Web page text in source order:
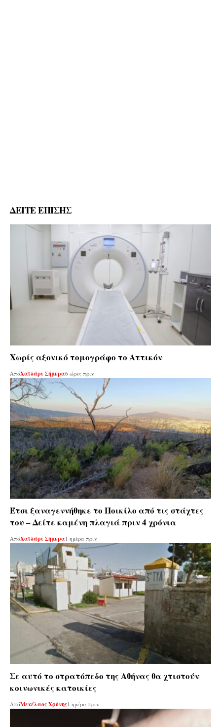
ΔΕΙΤΕ ΕΠΙΣΗΣ
Χωρίς αξονικό τομογράφο το Αττικόν
ΑπόΧαϊδάρι Σήμερα6 ώρες πριν
Έτσι ξαναγεννήθηκε το Ποικίλο από τις στάχτες
του – Δείτε καμένη πλαγιά πριν 4 χρόνια
ΑπόΧαϊδάρι Σήμερα1 ημέρα πριν
Σε αυτό το στρατόπεδο της Αθήνας θα χτιστούν
κοινωνικές κατοικίες
ΑπόΜενέλαος Χρόνης1 ημέρα πριν